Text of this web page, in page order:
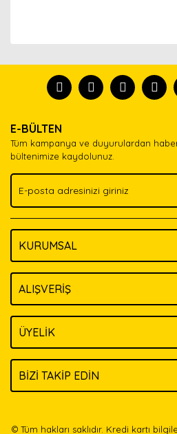
tanısın.
formunu kullanarak tarafımıza
Görüş ve önerileriniz için
Ürün açıklamasında eksik bilgiler
Ürün bilgilerinde hatalar bulunuyor.
Ürün fiyatı diğer sitelerden daha
Bu ürüne benzer farklı alternatifler
E-BÜLTEN
Tüm kampanya ve duyurulardan
bültenimize kaydolunuz.
KURUMSAL
ALIŞVERİŞ
ÜYELİK
BİZİ TAKİP EDİN
© Tüm hakları saklıdır. Kredi kartı